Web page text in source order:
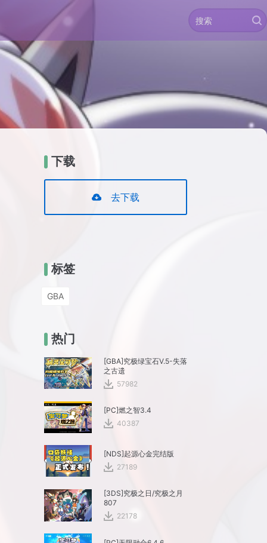
下载
去下载
标签
GBA
热门
[GBA]究极绿宝石V.5-失落
之古遗
57982
[PC]燃之智3.4
40387
[NDS]起源心金完结版
27189
[3DS]究极之日/究极之月
807
22178